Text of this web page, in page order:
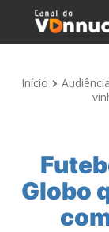
Início
Globo